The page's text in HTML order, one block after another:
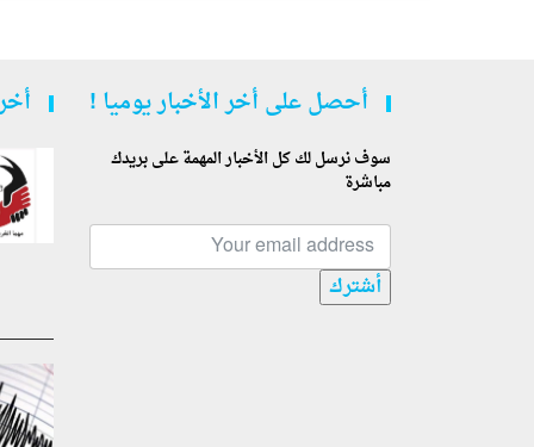
أحصل على أخر الأخبار يوميا !
سوف نرسل لك كل الأخبار المهمة على بريدك
مباشرة
أشترك